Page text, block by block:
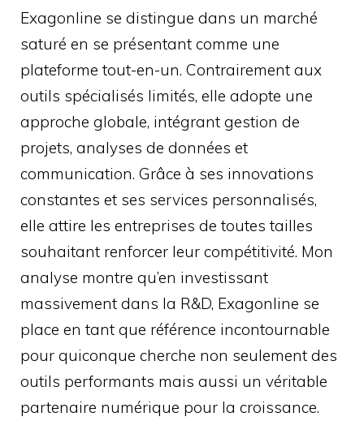
Exagonline se distingue dans un marché
saturé en se présentant comme une
plateforme tout-en-un. Contrairement aux
outils spécialisés limités, elle adopte une
approche globale, intégrant gestion de
projets, analyses de données et
communication. Grâce à ses innovations
constantes et ses services personnalisés,
elle attire les entreprises de toutes tailles
souhaitant renforcer leur compétitivité. Mon
analyse montre qu’en investissant
massivement dans la R&D, Exagonline se
place en tant que référence incontournable
pour quiconque cherche non seulement des
outils performants mais aussi un véritable
partenaire numérique pour la croissance.